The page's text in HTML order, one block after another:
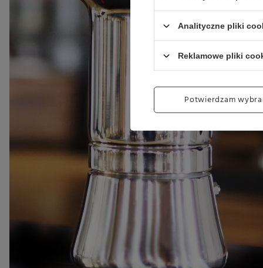
Analityczne pliki
Reklamowe pliki
Potwierdzam